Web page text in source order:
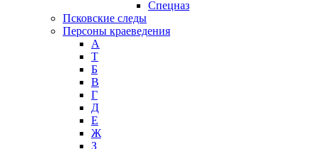
Спецназ
Псковские следы
Персоны краеведения
А
T
Б
В
Г
Д
Е
Ж
З